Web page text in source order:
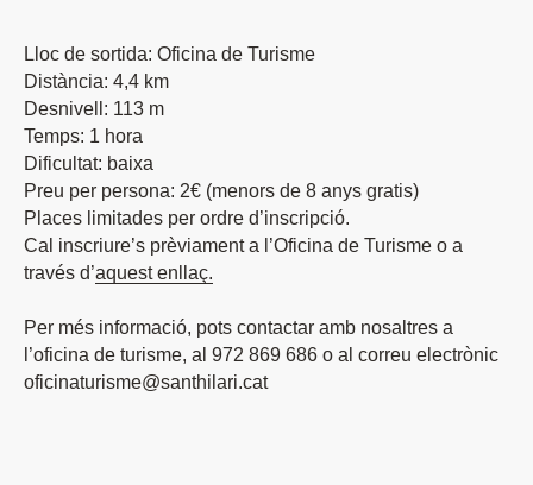
Lloc de sortida: Oficina de Turisme
Distància: 4,4 km
Desnivell: 113 m
Temps: 1 hora
Dificultat: baixa
Preu per persona: 2€ (menors de 8 anys gratis)
Places limitades per ordre d’inscripció.
Cal inscriure’s prèviament a l’Oficina de Turisme o a
través d’aquest enllaç.
Per més informació, pots contactar amb nosaltres a
l’oficina de turisme, al 972 869 686 o al correu electrònic
oficinaturisme@santhilari.cat